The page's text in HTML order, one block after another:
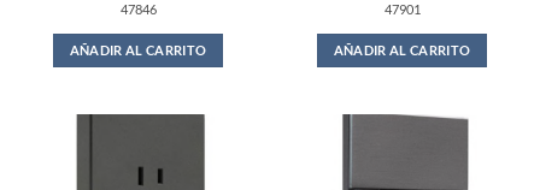
47846
AÑADIR AL CARRITO
47901
AÑADIR AL CARRITO